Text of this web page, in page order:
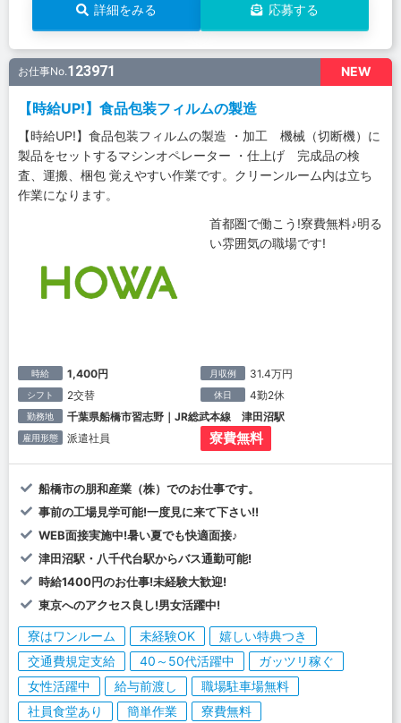
詳細をみる 応募する
NEW
お仕事No.123971
【時給UP!】食品包装フィルムの製造
【時給UP!】食品包装フィルムの製造 ・加工 機械（切断機）に
製品をセットするマシンオペレーター ・仕上げ 完成品の検
査、運搬、梱包 覚えやすい作業です。クリーンルーム内は立ち
作業になります。
首都圏で働こう!寮費無料♪明る
い雰囲気の職場です!
時給 1,400円 月収例 31.4万円
シフト 2交替 休日 4勤2休
勤務地 千葉県船橋市習志野｜JR総武本線 津田沼駅
雇用形態 派遣社員 寮費無料
船橋市の朋和産業（株）でのお仕事です。
事前の工場見学可能!一度見に来て下さい!!
WEB面接実施中!暑い夏でも快適面接♪
津田沼駅・八千代台駅からバス通勤可能!
時給1400円のお仕事!未経験大歓迎!
東京へのアクセス良し!男女活躍中!
寮はワンルーム 未経験OK
嬉しい特典つき
交通費規定支給
40～50代活躍中
ガッツリ稼ぐ
女性活躍中
給与前渡し
職場駐車場無料
社員食堂あり
簡単作業 寮費無料